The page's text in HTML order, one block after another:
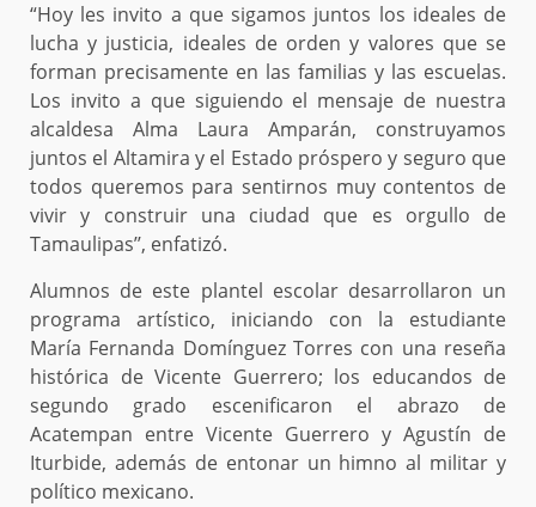
“Hoy les invito a que sigamos juntos los ideales de
lucha y justicia, ideales de orden y valores que se
forman precisamente en las familias y las escuelas.
Los invito a que siguiendo el mensaje de nuestra
alcaldesa Alma Laura Amparán, construyamos
juntos el Altamira y el Estado próspero y seguro que
todos queremos para sentirnos muy contentos de
vivir y construir una ciudad que es orgullo de
Tamaulipas’’, enfatizó.
Alumnos de este plantel escolar desarrollaron un
programa artístico, iniciando con la estudiante
María Fernanda Domínguez Torres con una reseña
histórica de Vicente Guerrero; los educandos de
segundo grado escenificaron el abrazo de
Acatempan entre Vicente Guerrero y Agustín de
Iturbide, además de entonar un himno al militar y
político mexicano.